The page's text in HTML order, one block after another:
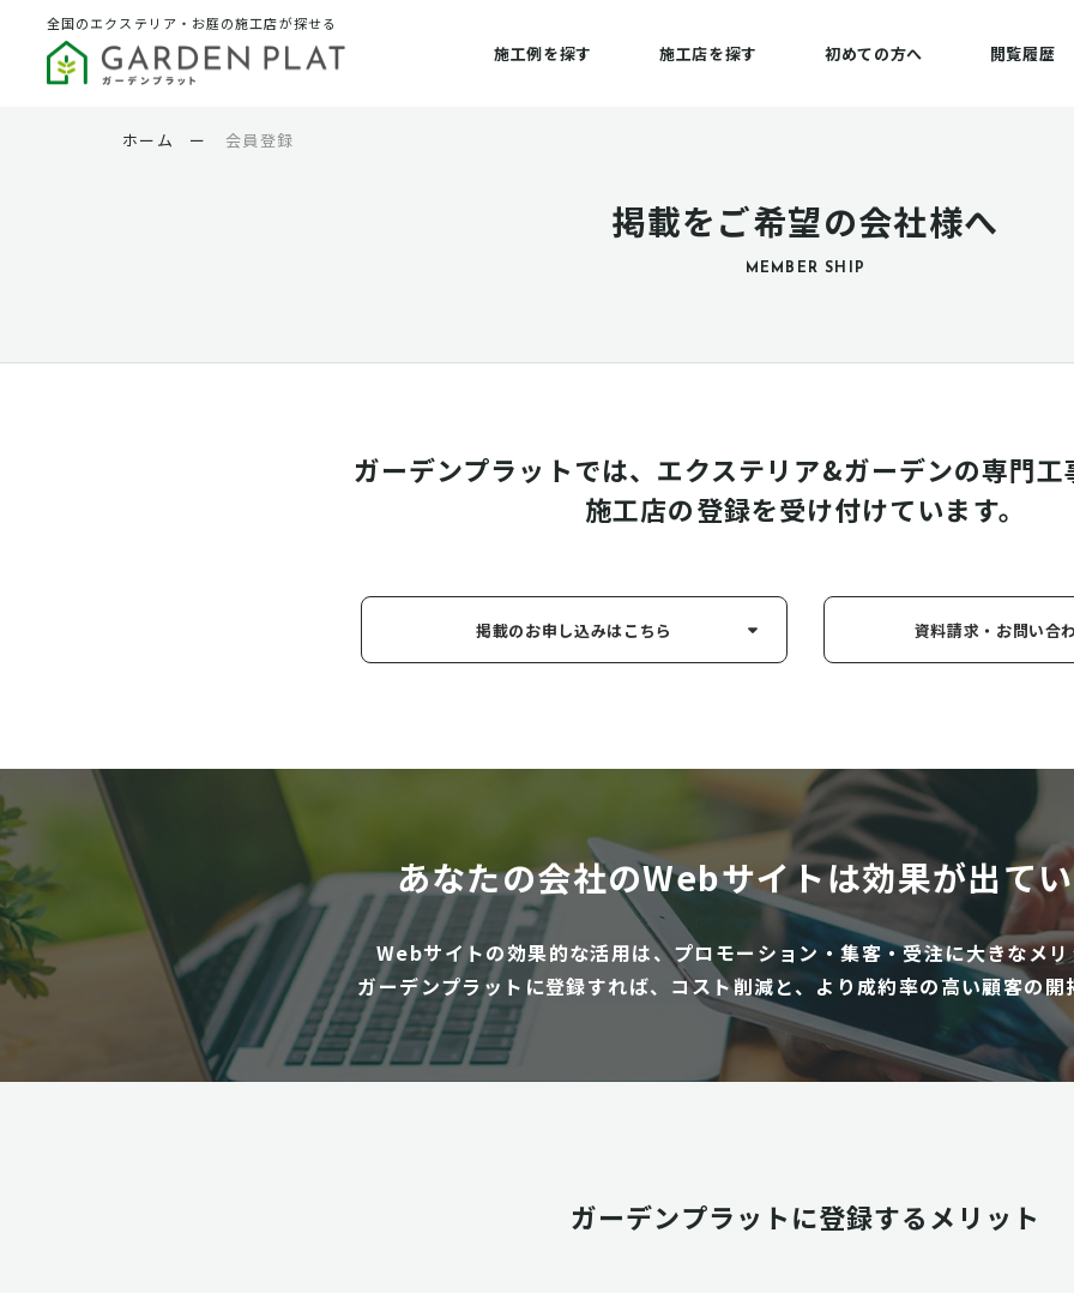
全国のエクステリア・お庭の施工店が探せる
施工例を探す 施工店を探す 初めての方へ 閲覧履歴
掲載をご希望の会社様へ
MEMBER SHIP
ホーム ー 会員登録
ガーデンプラットでは、エクステリア&ガーデンの専門工
施工店の登録を受け付けています。
掲載のお申し込みはこちら 資料請求・お問い合
あなたの会社のWebサイトは効果が出て
Webサイトの効果的な活用は、プロモーション・集客・受注に大きなメ
ガーデンプラットに登録すれば、コスト削減と、より成約率の高い顧客の開
ガーデンプラットに登録するメリット